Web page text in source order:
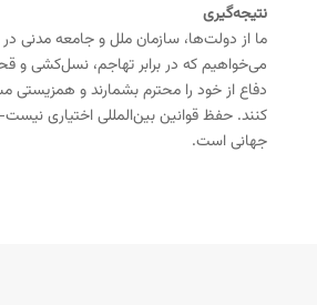
نتیجه‌گیری
ما از دولت‌ها، سازمان ملل و جامعه مدنی
می‌خواهیم که در برابر تهاجم، نسل‌کشی و
دفاع از خود را محترم بشمارند و همزیستی
کنند. حفظ قوانین بین‌المللی اختیاری
جهانی است.